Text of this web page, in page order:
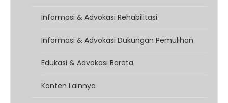
Informasi & Advokasi Rehabilitasi
Informasi & Advokasi Dukungan Pemulihan
Edukasi & Advokasi Bareta
Konten Lainnya